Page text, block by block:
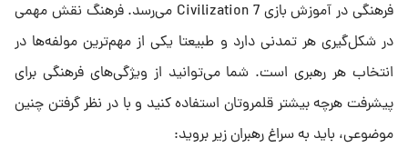
فرهنگی در آموزش بازی Civilization 7 می‌رسد. فرهنگ نقش مهمی
در شکل‌گیری هر تمدنی دارد و طبیعتا یکی از مهم‌ترین مولفه‌ها در
انتخاب هر رهبری است. شما می‌توانید از ویژگی‌های فرهنگی برای
پیشرفت هرچه بیشتر قلمروتان استفاده کنید و با در نظر گرفتن چنین
موضوعی، باید به سراغ رهبران زیر بروید: